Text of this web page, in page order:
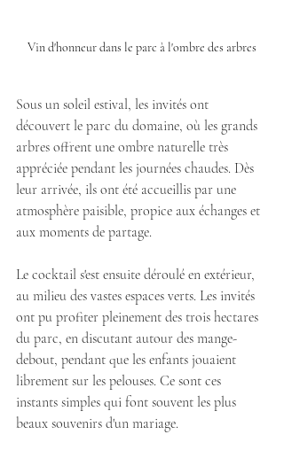
Vin d'honneur dans le parc à l'ombre des arbres
Sous un soleil estival, les invités ont
découvert le parc du domaine, où les grands
arbres offrent une ombre naturelle très
appréciée pendant les journées chaudes. Dès
leur arrivée, ils ont été accueillis par une
atmosphère paisible, propice aux échanges et
aux moments de partage.
Le cocktail s'est ensuite déroulé en extérieur,
au milieu des vastes espaces verts. Les invités
ont pu profiter pleinement des trois hectares
du parc, en discutant autour des mange-
debout, pendant que les enfants jouaient
librement sur les pelouses. Ce sont ces
instants simples qui font souvent les plus
beaux souvenirs d'un mariage.